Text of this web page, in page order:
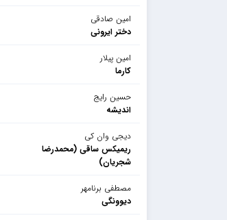
امین صادقی
دختر ایرونی
امین پیلار
کارما
حسین رایج
اندیشه
دیجی وان کی
ریمیکس ساقی (محمدرضا
شجریان)
مصطفی برنامهر
دیوونگی